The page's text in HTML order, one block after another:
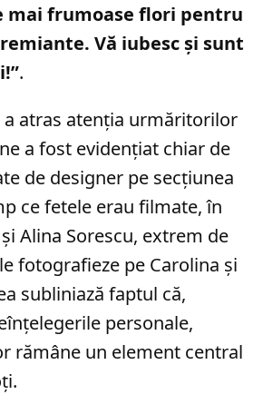
mai frumoase flori pentru
Vă iubesc și sunt
.
a atras atenția urmăritorilor
a fost evidențiat chiar de
de designer pe secțiunea
ce fetele erau filmate, în
Alina Sorescu, extrem de
fotografieze pe Carolina și
subliniază faptul că,
personale,
rămâne un element central